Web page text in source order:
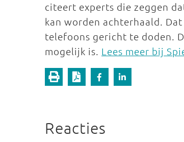
citeert experts die zeggen
kan worden achterhaald.
telefoons gericht te doden.
mogelijk is. Lees meer bij
Reacties